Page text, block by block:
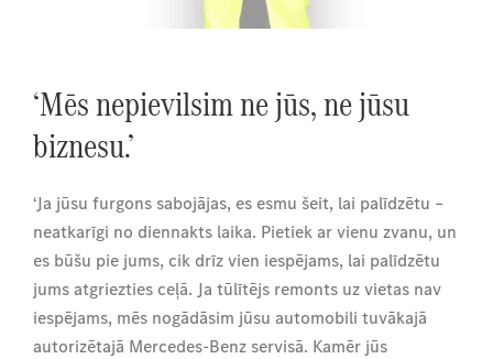
‘Mēs nepievilsim ne jūs, ne jūsu
biznesu.’
‘Ja jūsu furgons sabojājas, es esmu šeit, lai palīdzētu –
neatkarīgi no diennakts laika. Pietiek ar vienu zvanu, un
es būšu pie jums, cik drīz vien iespējams, lai palīdzētu
jums atgriezties ceļā. Ja tūlītējs remonts uz vietas nav
iespējams, mēs nogādāsim jūsu automobili tuvākajā
autorizētajā Mercedes-Benz servisā. Kamēr jūs